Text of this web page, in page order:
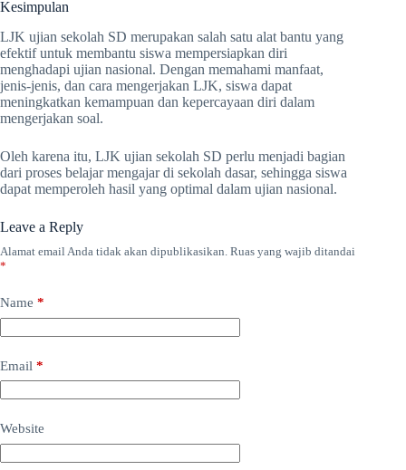
Kesimpulan
LJK ujian sekolah SD merupakan salah satu alat bantu yang
efektif untuk membantu siswa mempersiapkan diri
menghadapi ujian nasional. Dengan memahami manfaat,
jenis-jenis, dan cara mengerjakan LJK, siswa dapat
meningkatkan kemampuan dan kepercayaan diri dalam
mengerjakan soal.
Oleh karena itu, LJK ujian sekolah SD perlu menjadi bagian
dari proses belajar mengajar di sekolah dasar, sehingga siswa
dapat memperoleh hasil yang optimal dalam ujian nasional.
Leave a Reply
Alamat email Anda tidak akan dipublikasikan. Ruas yang wajib ditandai
*
Name *
Email *
Website